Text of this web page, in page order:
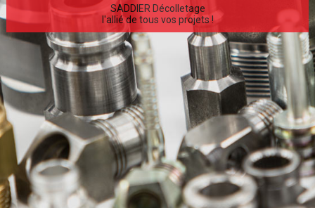
SADDIER Décolletage
l'allié de tous vos projets !